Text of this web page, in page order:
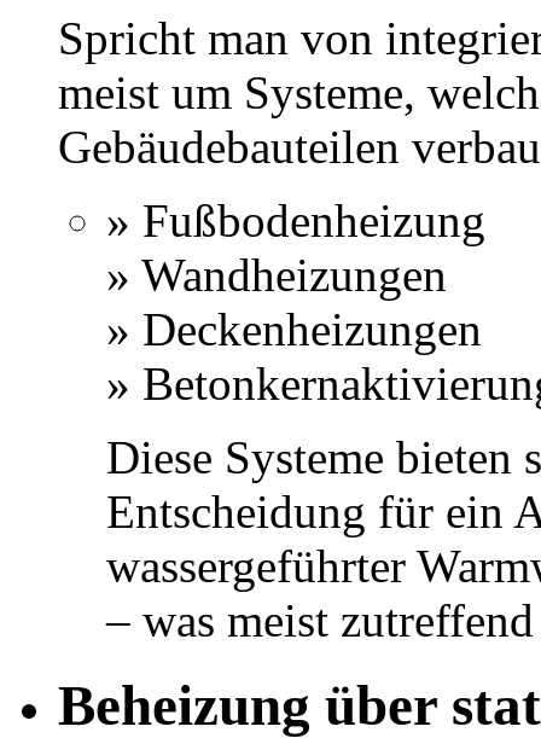
Spricht man von
meist um Systeme,
Gebäudebauteilen
» Fußbodenheizung
» Wandheizungen
» Deckenheizungen
»
Diese Systeme bieten
Entscheidung für ein
wassergeführter
– was meist
Beheizung über